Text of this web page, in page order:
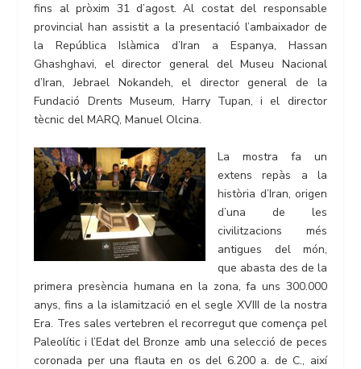
fins al pròxim 31 d’agost. Al costat del responsable
provincial han assistit a la presentació l’ambaixador de
la República Islàmica d’Iran a Espanya, Hassan
Ghashghavi, el director general del Museu Nacional
d’Iran, Jebrael Nokandeh, el director general de la
Fundació Drents Museum, Harry Tupan, i el director
tècnic del MARQ, Manuel Olcina.
La mostra fa un
extens repàs a la
història d’Iran, origen
d’una de les
civilitzacions més
antigues del món,
que abasta des de la
primera presència humana en la zona, fa uns 300.000
anys, fins a la islamització en el segle XVIII de la nostra
Era. Tres sales vertebren el recorregut que comença pel
Paleolític i l’Edat del Bronze amb una selecció de peces
coronada per una flauta en os del 6.200 a. de C., així